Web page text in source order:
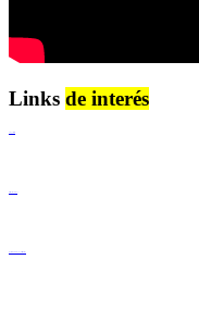
Links de interés